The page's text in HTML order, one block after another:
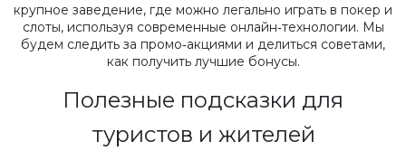
крупное заведение, где можно легально играть в покер и
слоты, используя современные онлайн‑технологии. Мы
будем следить за промо‑акциями и делиться советами,
как получить лучшие бонусы.
Полезные подсказки для
туристов и жителей